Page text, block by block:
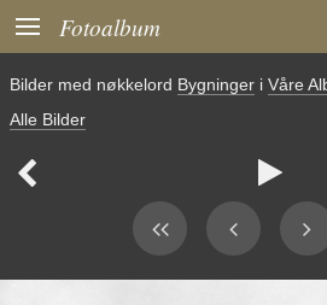
 Fotoalbum
Bilder med nøkkelord Bygninger i Våre
Alle Bilder
 